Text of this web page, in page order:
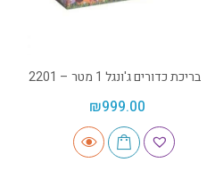
בריכת כדורים ג'ונגל 1 מטר – 2201
₪999.00